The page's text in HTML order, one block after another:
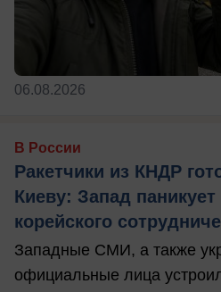
06.08.2026
В России
Ракетчики из КНДР
Киеву: Запад паникует
корейского
Западные СМИ, а также
официальные лица